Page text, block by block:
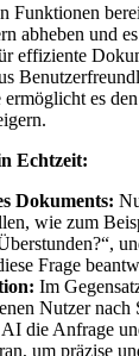
Funktionen
abheben und
effiziente
es
Echtzeit:
Dokuments:
wie zum
Frage
Im
Nutzer nach
die Anfrage
um präzise